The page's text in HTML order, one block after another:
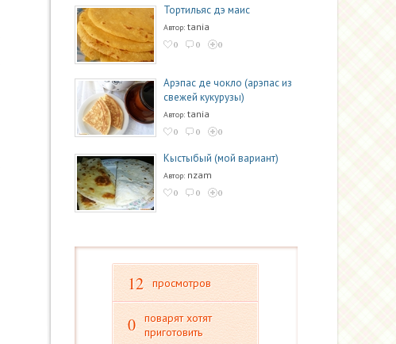
Тортильяс дэ маис
Автор: tania
0 0 0
Арэпас де чокло (арэпас из
свежей кукурузы)
Автор: tania
0 0 0
Кыстыбый (мой вариант)
Автор: nzam
0 0 0
12 просмотров
0
поварят хотят
приготовить